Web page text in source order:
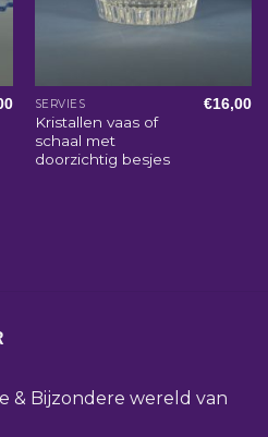
SERVIES
Kristallen vaas of
schaal met
doorzichtig besjes
€16,00
& Bijzondere wereld van